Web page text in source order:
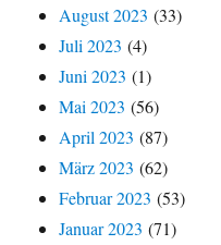
August 2023 (33)
Juli 2023 (4)
Juni 2023 (1)
Mai 2023 (56)
April 2023 (87)
März 2023 (62)
Februar 2023 (53)
Januar 2023 (71)